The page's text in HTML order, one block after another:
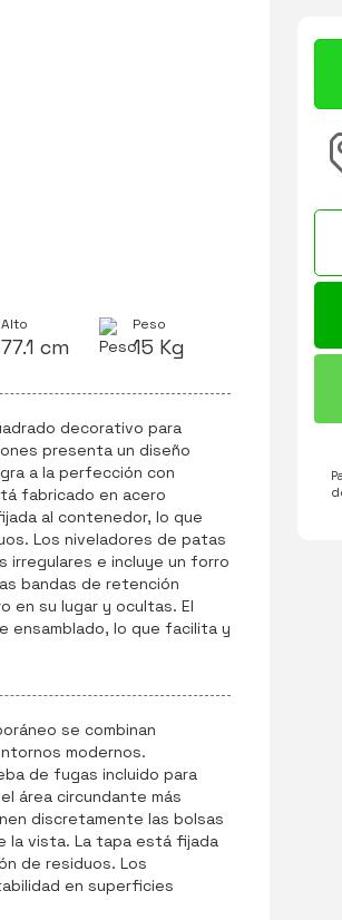
Alto
77.1 cm
Peso
15 Kg
decorativo para
presenta un diseño
a la perfección con
fabricado en acero
al contenedor, lo que
Los niveladores de patas
irregulares e incluye un forro
bandas de retención
en su lugar y ocultas. El
ensamblado, lo que facilita y
se combinan
modernos.
de fugas incluido para
área circundante más
discretamente las bolsas
la vista. La tapa está fijada
de residuos. Los
en superficies